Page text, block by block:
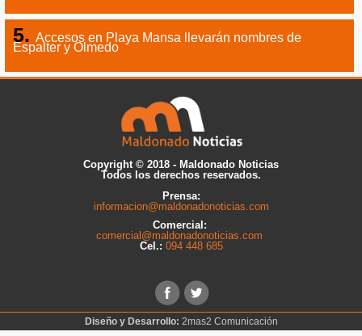
Accesos en Playa Mansa llevarán nombres de
Espalter y Olmedo
Copyright © 2018 - Maldonado Noticias
Todos los derechos reservados.
Prensa:
informacion@maldonadonoticias.com
Comercial:
comercial@maldonadonoticias.com
Cel.: 094 448 685
Diseño y Desarrollo: 2mas2 Comunicación